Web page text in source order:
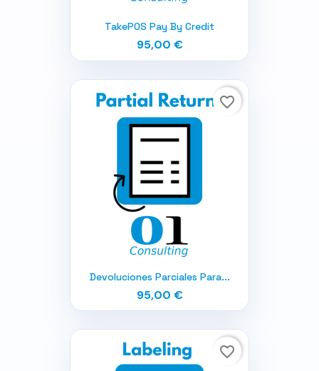
TakePOS Pay By Credit
95,00 €
Devoluciones Parciales Para...
95,00 €
favorite_border
favorite_border